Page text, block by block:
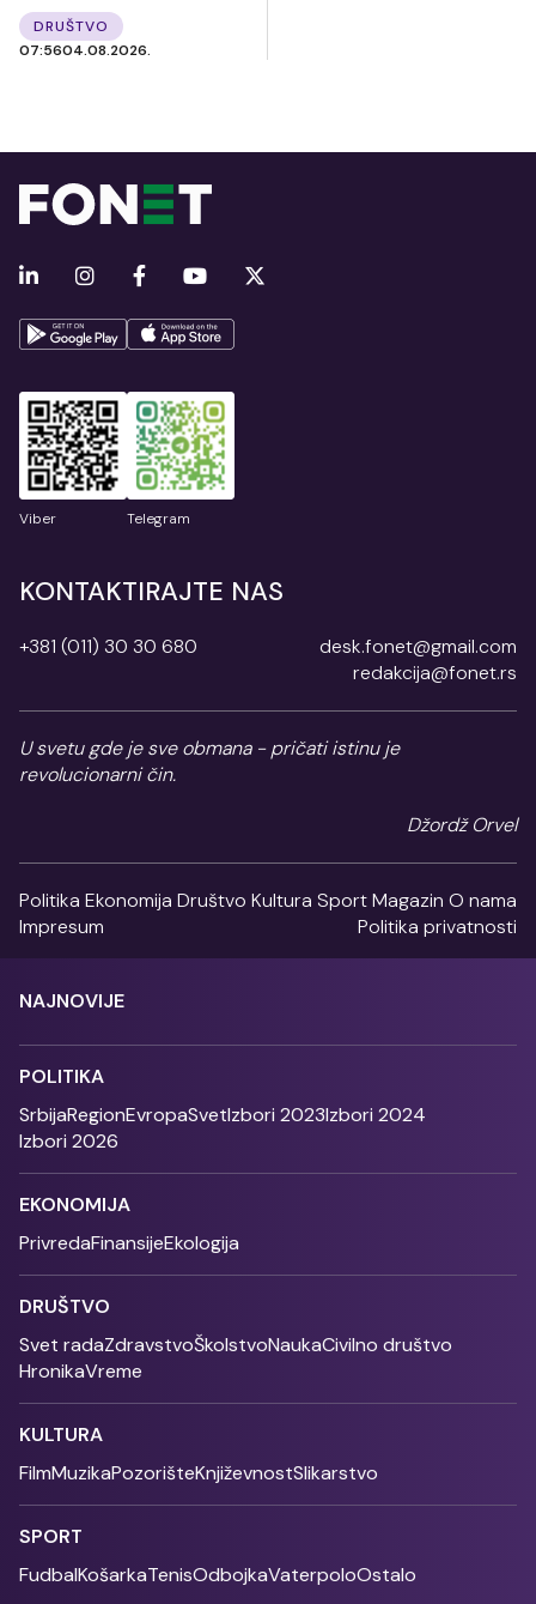
DRUŠTVO
07:5604.08.2026.
Viber Telegram
KONTAKTIRAJTE NAS
+381 (011) 30 30 680
desk.fonet@gmail.com
redakcija@fonet.rs
U svetu gde je sve obmana - pričati istinu je
revolucionarni čin.
Džordž Orvel
Politika Ekonomija Društvo Kultura SportMagazin O nama
Impresum
Politika privatnosti
NAJNOVIJE
POLITIKA
SrbijaRegionEvropaSvetIzbori 2023Izbori 2024
Izbori 2026
EKONOMIJA
PrivredaFinansijeEkologija
DRUŠTVO
Svet radaZdravstvoŠkolstvoNaukaCivilno društvo
HronikaVreme
KULTURA
FilmMuzikaPozorišteKnjiževnostSlikarstvo
SPORT
FudbalKošarkaTenisOdbojkaVaterpoloOstalo